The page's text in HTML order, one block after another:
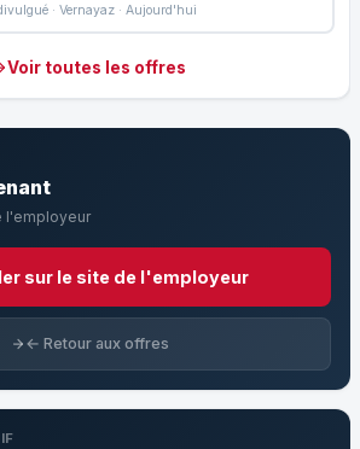
· Vernayaz · Aujourd'hui
Voir toutes les offres
l'employeur
sur le site de l'employeur
← Retour aux offres